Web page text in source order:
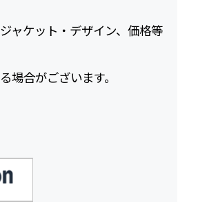
ャケット・デザイン、価格等
場合がございます。